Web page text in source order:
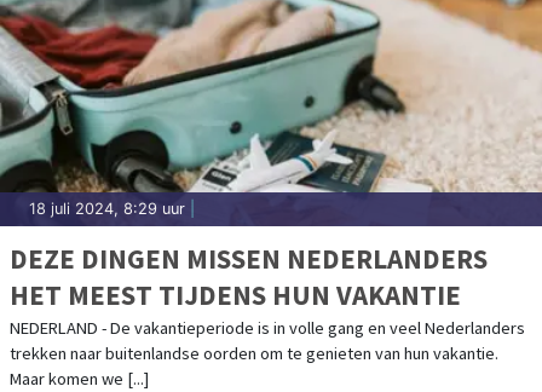
18 juli 2024, 8:29 uur
DEZE DINGEN MISSEN NEDERLANDERS
HET MEEST TIJDENS HUN VAKANTIE
NEDERLAND - De vakantieperiode is in volle gang en veel Nederlanders
trekken naar buitenlandse oorden om te genieten van hun vakantie.
Maar komen we [...]